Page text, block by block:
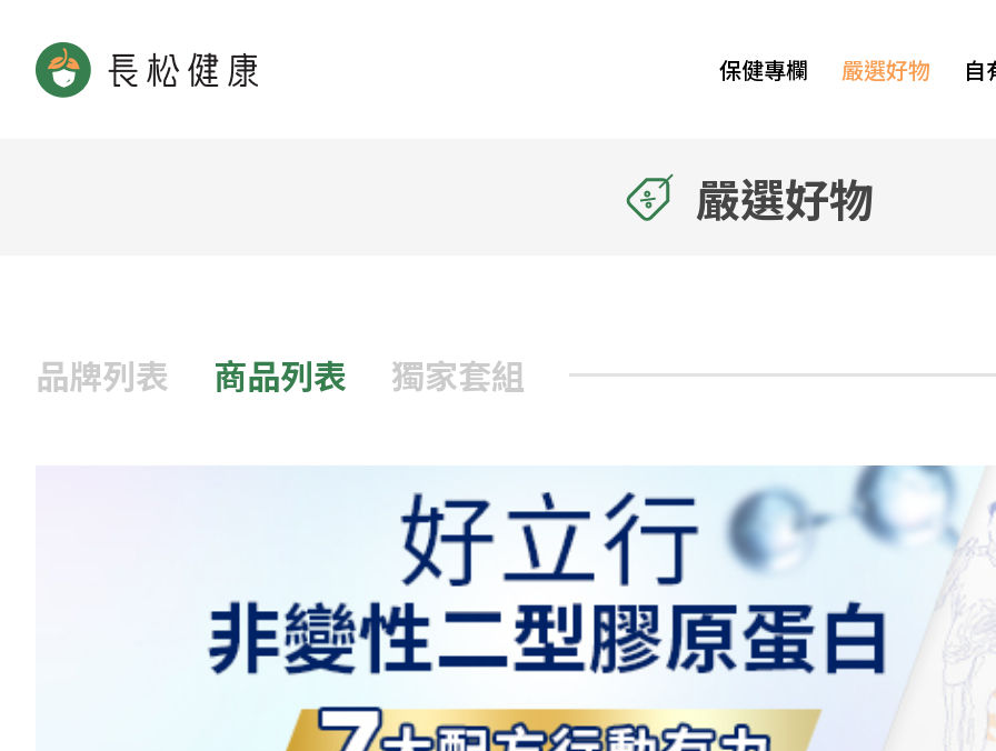
保健專欄 嚴選好物 自
嚴選好物
品牌列表 商品列表 獨家套組